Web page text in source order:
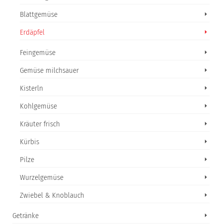
Blattgemüse
Erdäpfel
Feingemüse
Gemüse milchsauer
Kisterln
Kohlgemüse
Kräuter frisch
Kürbis
Pilze
Wurzelgemüse
Zwiebel & Knoblauch
Getränke